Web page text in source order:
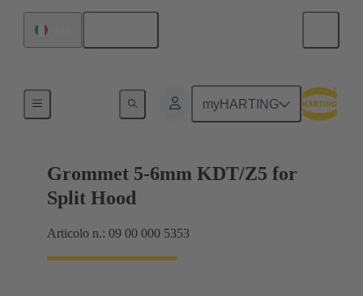
myHARTING
Grommet 5-6mm KDT/Z5 for
Split Hood
Articolo n.: 09 00 000 5353